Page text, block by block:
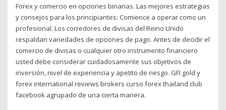
Forex y comercio en opciones binarias. Las mejores estrategias
y consejos para los principiantes: Comience a operar como un
profesional. Los corredores de divisas del Reino Unido
respaldan variedades de opciones de pago. Antes de decidir el
comercio de divisas o cualquier otro instrumento financiero
usted debe considerar cuidadosamente sus objetivos de
inversión, nivel de experiencia y apetito de riesgo. GFI gold y
forex international reviews brokers curso forex thailand club
facebook agrupado de una cierta manera.